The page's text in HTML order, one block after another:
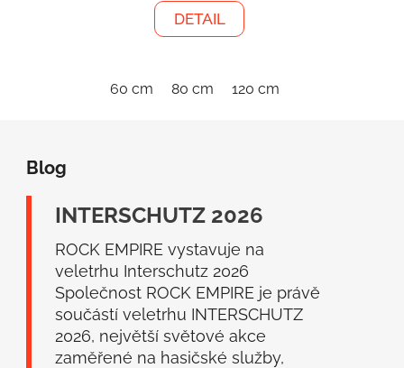
DETAIL
60 cm 80 cm 120 cm
Blog
INTERSCHUTZ 2026
ROCK EMPIRE vystavuje na
veletrhu Interschutz 2026
Společnost ROCK EMPIRE je právě
součástí veletrhu INTERSCHUTZ
2026, největší světové akce
zaměřené na hasičské služby,